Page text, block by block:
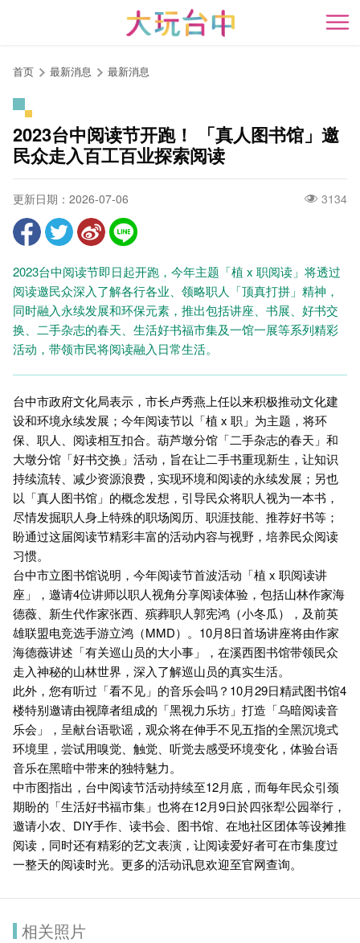
开
首页 最新消息 最新消息
2023台中阅读节开跑！ 「真人图书馆」邀
民众走入百工百业探索阅读
更新日期：2026-07-06 3134
2023台中阅读节即日起开跑，今年主题「植 x 职阅读」将透过
阅读邀民众深入了解各行各业、领略职人「顶真打拼」精神，
同时融入永续发展和环保元素，推出包括讲座、书展、好书交
换、二手杂志的春天、生活好书福市集及一馆一展等系列精彩
活动，带领市民将阅读融入日常生活。
台中市政府文化局表示，市长卢秀燕上任以来积极推动文化建
设和环境永续发展；今年阅读节以「植 x 职」为主题，将环
保、职人、阅读相互扣合。葫芦墩分馆「二手杂志的春天」和
大墩分馆「好书交换」活动，旨在让二手书重现新生，让知识
持续流转、减少资源浪费，实现环境和阅读的永续发展；另也
以「真人图书馆」的概念发想，引导民众将职人视为一本书，
尽情发掘职人身上特殊的职场阅历、职涯技能、推荐好书等；
盼通过这届阅读节精彩丰富的活动内容与视野，培养民众阅读
习惯。
台中市立图书馆说明，今年阅读节首波活动「植 x 职阅读讲
座」，邀请4位讲师以职人视角分享阅读体验，包括山林作家海
德薇、新生代作家张西、殡葬职人郭宪鸿（小冬瓜），及前英
雄联盟电竞选手游立鸿（MMD）。10月8日首场讲座将由作家
海德薇讲述「有关巡山员的大小事」，在溪西图书馆带领民众
走入神秘的山林世界，深入了解巡山员的真实生活。
此外，您有听过「看不见」的音乐会吗？10月29日精武图书馆4
楼特别邀请由视障者组成的「黑视力乐坊」打造「乌暗阅读音
乐会」，呈献台语歌谣，观众将在伸手不见五指的全黑沉境式
环境里，尝试用嗅觉、触觉、听觉去感受环境变化，体验台语
音乐在黑暗中带来的独特魅力。
中市图指出，台中阅读节活动持续至12月底，而每年民众引颈
期盼的「生活好书福市集」也将在12月9日於四张犁公园举行，
邀请小农、DIY手作、读书会、图书馆、在地社区团体等设摊推
阅读，同时还有精彩的艺文表演，让阅读爱好者可在市集度过
一整天的阅读时光。更多的活动讯息欢迎至官网查询。
相关照片